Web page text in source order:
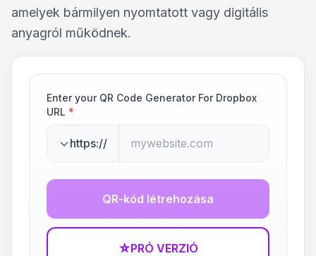
amelyek bármilyen nyomtatott vagy digitális
anyagról működnek.
Enter your QR Code Generator For Dropbox
URL *
https://
QR-kód létrehozása
☆PRÓ VERZIÓ